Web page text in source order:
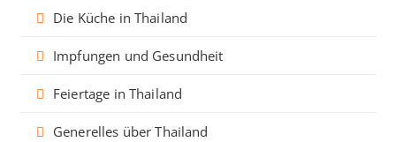
Die Küche in Thailand
Impfungen und Gesundheit
Feiertage in Thailand
Generelles über Thailand